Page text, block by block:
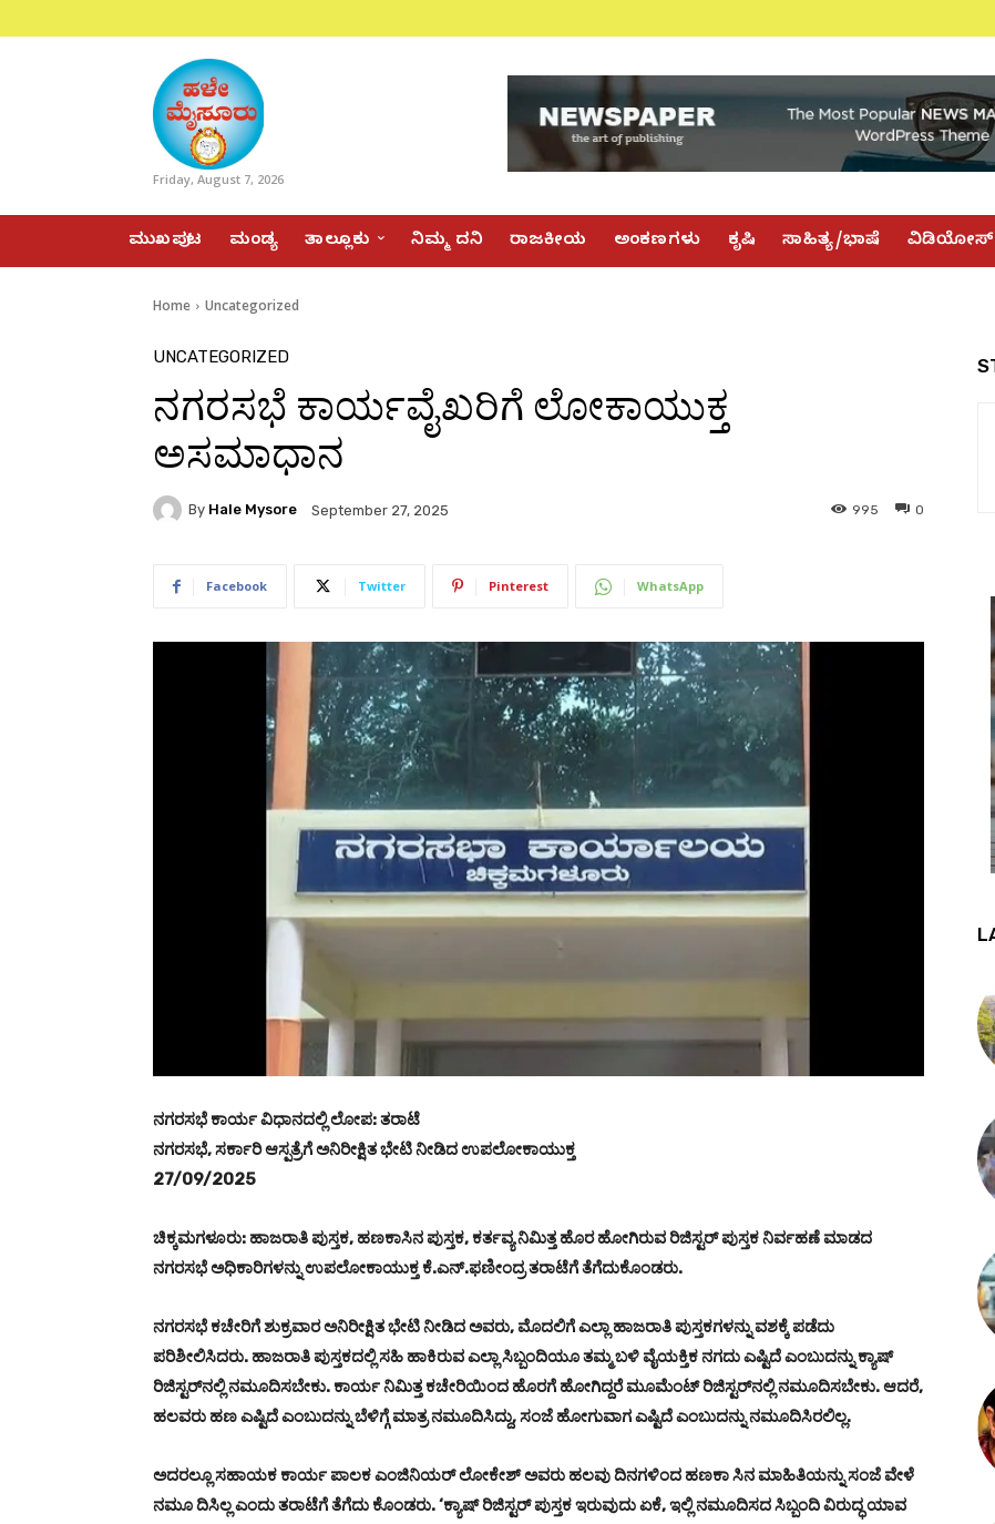
Friday, August 7, 2026
ಮುಖಪುಟ ಮಂಡ್ಯ ತಾಲ್ಲೂಕು ನಿಮ್ಮ ದನಿ ರಾಜಕೀಯ ಅಂಕಣಗಳು ಕೃಷಿ ಸಾಹಿತ್ಯ/ಭಾಷೆ ವಿಡಿಯೋಸ್
Home Uncategorized
UNCATEGORIZED
ನಗರಸಭೆ ಕಾರ್ಯವೈಖರಿಗೆ ಲೋಕಾಯುಕ್ತ
ಅಸಮಾಧಾನ
By Hale Mysore September 27, 2025 0
995
Facebook Twitter Pinterest WhatsApp
ನಗರಸಭೆ ಕಾರ್ಯ ವಿಧಾನದಲ್ಲಿ ಲೋಪ: ತರಾಟೆ
ನಗರಸಭೆ, ಸರ್ಕಾರಿ ಆಸ್ಪತ್ರೆಗೆ ಅನಿರೀಕ್ಷಿತ ಭೇಟಿ ನೀಡಿದ ಉಪಲೋಕಾಯುಕ್ತ
27/09/2025
ಚಿಕ್ಕಮಗಳೂರು: ಹಾಜರಾತಿ ಪುಸ್ತಕ, ಹಣಕಾಸಿನ ಪುಸ್ತಕ, ಕರ್ತವ್ಯ ನಿಮಿತ್ತ ಹೊರ ಹೋಗಿರುವ ರಿಜಿಸ್ಟರ್ ಪುಸ್ತಕ ನಿರ್ವಹಣೆ ಮಾಡದ
ನಗರಸಭೆ ಅಧಿಕಾರಿಗಳನ್ನು ಉಪಲೋಕಾಯುಕ್ತ ಕೆ.ಎನ್.ಫಣೀಂದ್ರ ತರಾಟೆಗೆ ತೆಗೆದುಕೊಂಡರು.
ನಗರಸಭೆ ಕಚೇರಿಗೆ ಶುಕ್ರವಾರ ಅನಿರೀಕ್ಷಿತ ಭೇಟಿ ನೀಡಿದ ಅವರು, ಮೊದಲಿಗೆ ಎಲ್ಲಾ ಹಾಜರಾತಿ ಪುಸ್ತಕಗಳನ್ನು ವಶಕ್ಕೆ ಪಡೆದು
ಪರಿಶೀಲಿಸಿದರು. ಹಾಜರಾತಿ ಪುಸ್ತಕದಲ್ಲಿ ಸಹಿ ಹಾಕಿರುವ ಎಲ್ಲಾ ‌ಸಿಬ್ಬಂದಿಯೂ ತಮ್ಮ ಬಳಿ ವೈಯಕ್ತಿಕ ನಗದು ಎಷ್ಟಿದೆ ಎಂಬುದನ್ನು ಕ್ಯಾಷ್
ರಿಜಿಸ್ಟರ್‌ನಲ್ಲಿ ನಮೂದಿಸಬೇಕು. ಕಾರ್ಯ ನಿಮಿತ್ತ ಕಚೇರಿಯಿಂದ ಹೊರಗೆ ಹೋಗಿದ್ದರೆ ಮೂಮೆಂಟ್ ರಿಜಿಸ್ಟರ್‌ನಲ್ಲಿ ನಮೂದಿಸಬೇಕು. ಆದರೆ,
ಹಲವರು ಹಣ ಎಷ್ಟಿದೆ ಎಂಬುದನ್ನು ಬೆಳಿಗ್ಗೆ ಮಾತ್ರ ನಮೂದಿಸಿದ್ದು, ಸಂಜೆ ಹೋಗುವಾಗ ಎಷ್ಟಿದೆ ಎಂಬುದನ್ನು ನಮೂದಿಸಿರಲಿಲ್ಲ.
ಅದರಲ್ಲೂ ಸಹಾಯಕ ಕಾರ್ಯ ಪಾಲಕ ಎಂಜಿನಿಯರ್‌ ಲೋಕೇಶ್ ಅವರು ಹಲವು ದಿನಗಳಿಂದ ಹಣಕಾ ಸಿನ ಮಾಹಿತಿಯನ್ನು ಸಂಜೆ ವೇಳೆ
ನಮೂ ದಿಸಿಲ್ಲ ಎಂದು ತರಾಟೆಗೆ ತೆಗೆದು ಕೊಂಡರು. ‘ಕ್ಯಾಷ್ ರಿಜಿಸ್ಟರ್ ಪುಸ್ತಕ ಇರುವುದು ಏಕೆ, ಇಲ್ಲಿ ನಮೂದಿಸದ ಸಿಬ್ಬಂದಿ ವಿರುದ್ಧ ಯಾವ